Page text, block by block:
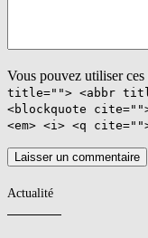
Vous pouvez utiliser ces
title=""> <abbr
<blockquote
<em> <i> <q
Actualité